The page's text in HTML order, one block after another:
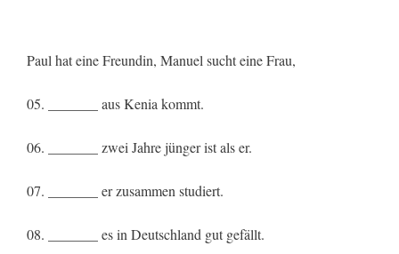
Paul hat eine Freundin, Manuel sucht eine Frau,
05. _______ aus Kenia kommt.
06. _______ zwei Jahre jünger ist als er.
07. _______ er zusammen studiert.
08. _______ es in Deutschland gut gefällt.